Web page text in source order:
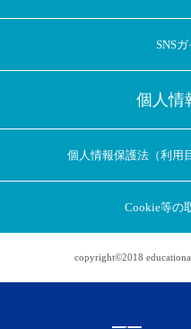
アプリに切り
SNS
個人情
個人情報保護法（利用
Cookie等の
copyright©2018